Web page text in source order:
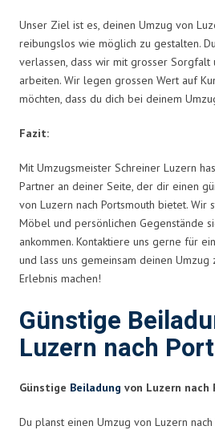
Unser Ziel ist es, deinen Umzug von
reibungslos wie möglich zu gestalten.
verlassen, dass wir mit grosser Sorgfalt
arbeiten. Wir legen grossen Wert auf
möchten, dass du dich bei deinem
Fazit:
Mit Umzugsmeister Schreiner Luzern
Partner an deiner Seite, der dir einen
von Luzern nach Portsmouth bietet. Wir
Möbel und persönlichen Gegenstände
ankommen. Kontaktiere uns gerne für
und lass uns gemeinsam deinen
Erlebnis machen!
Günstige
Luzern nach
Günstige Beiladung von Luzern nach
Du planst einen Umzug von Luzern